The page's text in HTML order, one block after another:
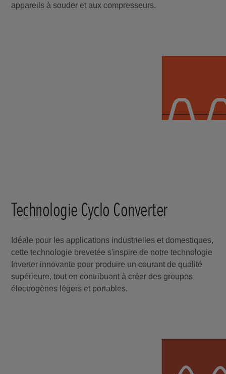
appareils à souder et aux compresseurs.
Technologie Cyclo Converter
Idéale pour les applications industrielles et domestiques,
cette technologie brevetée s'inspire de notre technologie
Inverter innovante pour produire un courant de qualité
supérieure, tout en contribuant à créer des groupes
électrogènes légers et portables.